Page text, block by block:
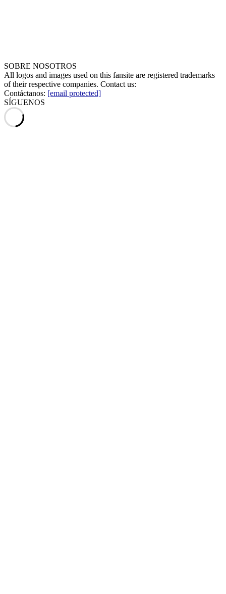
SOBRE NOSOTROS
All logos and images used on this fansite are registered trademarks
of their respective companies. Contact us:
Contáctanos: [email protected]
SÍGUENOS